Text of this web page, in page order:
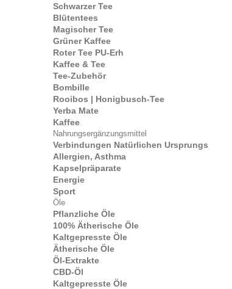
Schwarzer Tee
Blütentees
Magischer Tee
Grüner Kaffee
Roter Tee PU-Erh
Kaffee & Tee
Tee-Zubehör
Bombille
Rooibos | Honigbusch-Tee
Yerba Mate
Kaffee
Nahrungsergänzungsmittel
Verbindungen Natürlichen Ursprungs
Allergien, Asthma
Kapselpräparate
Energie
Sport
Öle
Pflanzliche Öle
100% Ätherische Öle
Kaltgepresste Öle
Ätherische Öle
Öl-Extrakte
CBD-Öl
Kaltgepresste Öle